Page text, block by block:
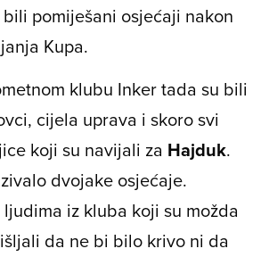
pomiješani osjećaji nakon
Kupa.
klubu Inker tada su bili
cijela uprava i skoro svi
koji su navijali za Hajduk.
dvojake osjećaje.
iz kluba koji su možda
da ne bi bilo krivo ni da